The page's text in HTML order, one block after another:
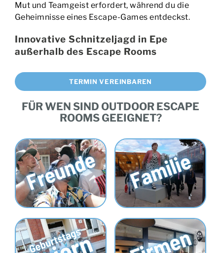
Mut und Teamgeist erfordert, während du die
Geheimnisse eines Escape-Games entdeckst.
Innovative Schnitzeljagd in Epe
außerhalb des Escape Rooms
TERMIN VEREINBAREN
FÜR WEN SIND OUTDOOR ESCAPE
ROOMS GEEIGNET?